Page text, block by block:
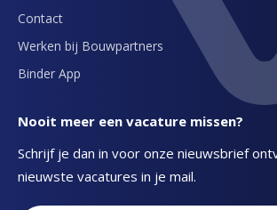
Contact
Werken bij Bouwpartners
Binder App
Nooit meer een vacature missen?
Schrijf je dan in voor onze nieuwsbrief
nieuwste vacatures in je mail.